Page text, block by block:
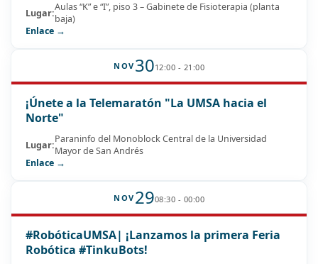
Lugar:Aulas “K” e “I”, piso 3 – Gabinete de Fisioterapia (planta
baja)
Enlace →
NOV 3012:00 - 21:00
¡Únete a la Telemaratón "La UMSA hacia el
Norte"
Lugar:Paraninfo del Monoblock Central de la Universidad
Mayor de San Andrés
Enlace →
NOV 2908:30 - 00:00
#RobóticaUMSA| ¡Lanzamos la primera Feria
Robótica #TinkuBots!